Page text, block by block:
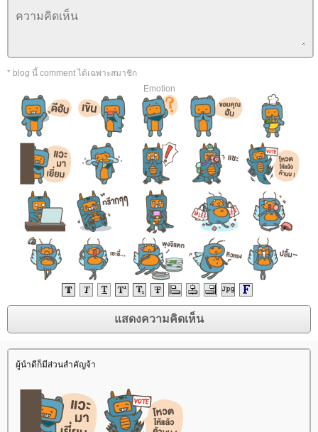
* blog นี้ comment ได้เฉพาะสมาชิก
Emotion
ผู้นำดีก็มีส่วนสำคัญจ้า